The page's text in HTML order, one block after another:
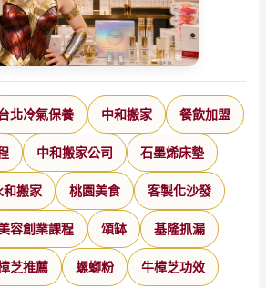
北冷氣保養 中和搬家 餐飲加盟
中和搬家公司 石墨烯床墊
和搬家 桃園美食 客製化沙發
容創業課程 頌缽 基隆抓漏
芝推薦 螺螄粉 牛樟芝功效